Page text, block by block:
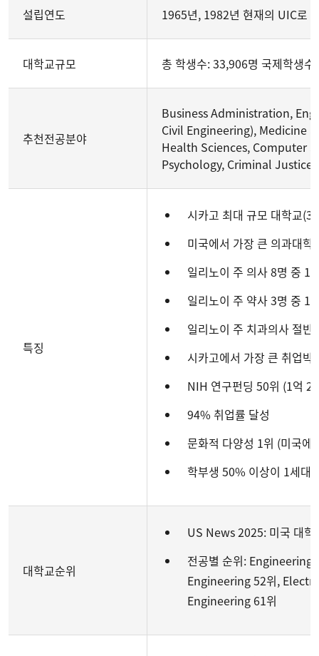
설립연도 1965년, 1982년 현재의 UIC로
대학교규모 총 학생수: 33,906명 국제학생
추천전공분야
Business Administration,
Civil Engineering), Medicine
Health Sciences, Computer
Psychology, Criminal
특징
시카고 최대 규모 대학교
미국에서 가장 큰 의과대학
일리노이 주 의사 8명 중 1
일리노이 주 약사 3명 중 1
일리노이 주 치과의사 절
시카고에서 가장 큰 취업박
NIH 연구펀딩 50위 (1억 2
94% 취업률 달성
문화적 다양성 1위 (미국에
학부생 50% 이상이 1세대
대학교순위
US News 2025: 미국 대학
전공별 순위:
Engineering 52위,
Engineering 61위